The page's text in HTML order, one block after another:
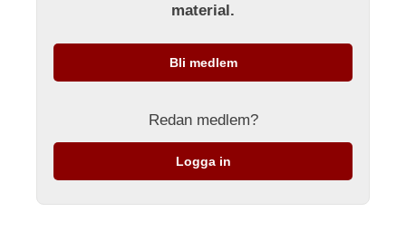
material.
Bli medlem
Redan medlem?
Logga in